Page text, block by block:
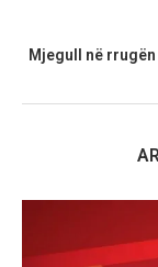
Mjegull në